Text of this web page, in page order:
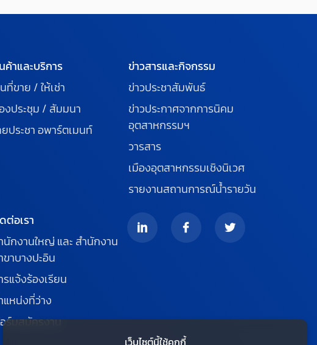
ค้าและบริการ
ที่ขาย / ให้เช่า
งประชุม / สัมมนา
ยประชา อพาร์ตเมนท์
ข่าวสารและกิจกรรม
ข่าวประชาสัมพันธ์
ข่าวประกาศจากการนิคม
อุตสาหกรรมฯ
วารสาร
เมืองอุตสาหกรรมเชิงนิเวศ
รายงานสถานการณ์น้ำรายวัน
ต่อเรา
นักงานใหญ่ และ สำนักงาน
ขาบางปะอิน
รแจ้งร้องเรียน
แหน่งที่ว่าง
ร์มสมัครงาน
เว็บไซต์นี้ใช้คุกกี้